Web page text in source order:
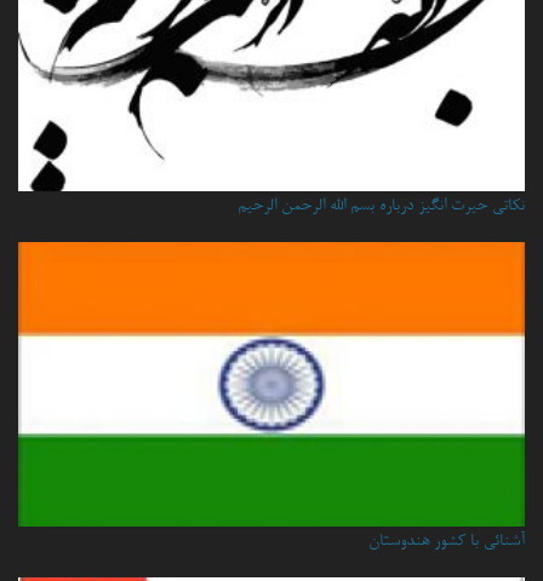
نكاتي حيرت انگيز درباره بسم الله الرحمن الرحيم
آشنائی با کشور هندوستان